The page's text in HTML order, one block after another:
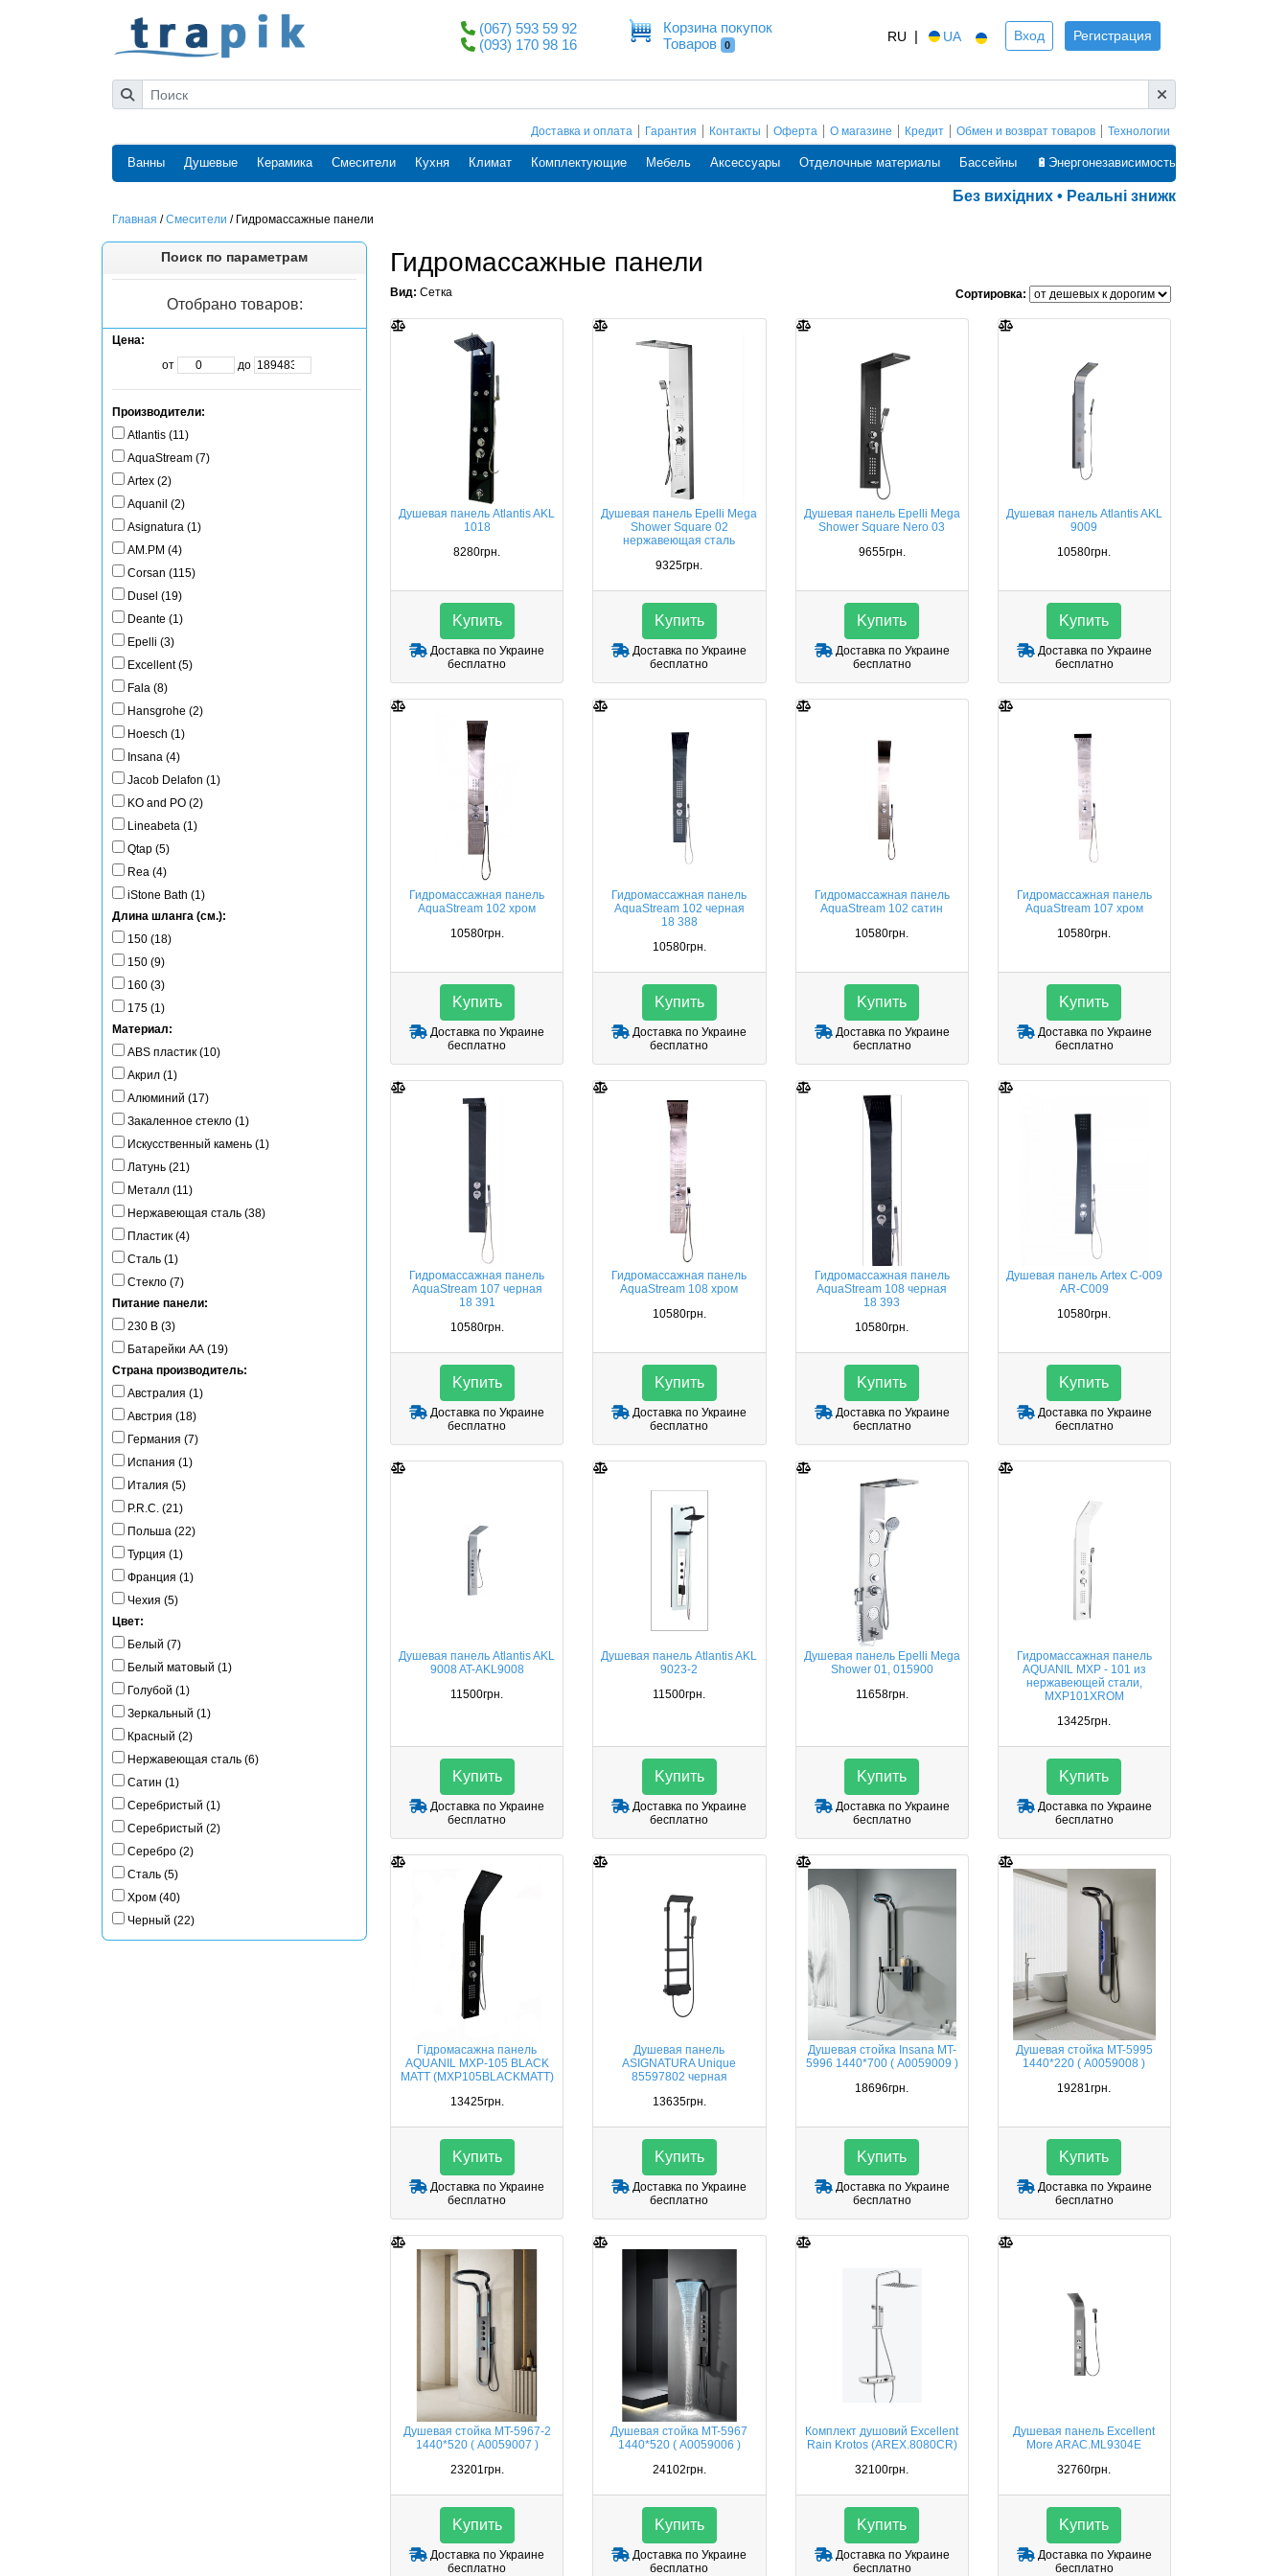
(067) 593 59 92
(093) 170 98 16
Корзина покупок
Товаров
0
RU | UA Вход Регистрация
Доставка и оплата Гарантия Контакты Оферта О магазине Кредит Обмен и возврат товаров Технологии
Ванны Душевые Керамика Смесители Кухня Климат Комплектующие Мебель Аксессуары Отделочные материалы Бассейны 🔋Энергонезависимость
Без вихідних • Реальні знижки • Оплата
Главная /Смесители / Гидромассажные панели
Поиск по параметрам
Отобрано товаров:
Цена:
от
до
Производители:
Atlantis (11)
AquaStream (7)
Artex (2)
Aquanil (2)
Asignatura (1)
AM.PM (4)
Corsan (115)
Dusel (19)
Deante (1)
Epelli (3)
Excellent (5)
Fala (8)
Hansgrohe (2)
Hoesch (1)
Insana (4)
Jacob Delafon (1)
KO and PO (2)
Lineabeta (1)
Qtap (5)
Rea (4)
iStone Bath (1)
Длина шланга (см.):
150 (18)
150 (9)
160 (3)
175 (1)
Материал:
ABS пластик (10)
Акрил (1)
Алюминий (17)
Закаленное стекло (1)
Искусственный камень (1)
Латунь (21)
Металл (11)
Нержавеющая сталь (38)
Пластик (4)
Сталь (1)
Стекло (7)
Питание панели:
230 В (3)
Батарейки АА (19)
Страна производитель:
Австралия (1)
Австрия (18)
Германия (7)
Испания (1)
Италия (5)
P.R.C. (21)
Польша (22)
Турция (1)
Франция (1)
Чехия (5)
Цвет:
Белый (7)
Белый матовый (1)
Голубой (1)
Зеркальный (1)
Красный (2)
Нержавеющая сталь (6)
Сатин (1)
Серебристый (1)
Серебристый (2)
Серебро (2)
Сталь (5)
Хром (40)
Черный (22)
Гидромассажные панели
Вид: Сетка Сортировка:
Душевая панель Atlantis AKL
1018
8280грн.
Kупить
Доставка по Украине
бесплатно
Душевая панель Epelli Mega
Shower Square 02
нержавеющая сталь
9325грн.
Kупить
Доставка по Украине
бесплатно
Душевая панель Epelli Mega
Shower Square Nero 03
9655грн.
Kупить
Доставка по Украине
бесплатно
Душевая панель Atlantis AKL
9009
10580грн.
Kупить
Доставка по Украине
бесплатно
Гидромассажная панель
AquaStream 102 хром
10580грн.
Kупить
Доставка по Украине
бесплатно
Гидромассажная панель
AquaStream 102 черная
18 388
10580грн.
Kупить
Доставка по Украине
бесплатно
Гидромассажная панель
AquaStream 102 сатин
10580грн.
Kупить
Доставка по Украине
бесплатно
Гидромассажная панель
AquaStream 107 хром
10580грн.
Kупить
Доставка по Украине
бесплатно
Гидромассажная панель
AquaStream 107 черная
18 391
10580грн.
Kупить
Доставка по Украине
бесплатно
Гидромассажная панель
AquaStream 108 хром
10580грн.
Kупить
Доставка по Украине
бесплатно
Гидромассажная панель
AquaStream 108 черная
18 393
10580грн.
Kупить
Доставка по Украине
бесплатно
Душевая панель Artex C-009
AR-C009
10580грн.
Kупить
Доставка по Украине
бесплатно
Душевая панель Atlantis AKL
9008 AT-AKL9008
11500грн.
Kупить
Доставка по Украине
бесплатно
Душевая панель Atlantis AKL
9023-2
11500грн.
Kупить
Доставка по Украине
бесплатно
Душевая панель Epelli Mega
Shower 01, 015900
11658грн.
Kупить
Доставка по Украине
бесплатно
Гидромассажная панель
AQUANIL MXP - 101 из
нержавеющей стали,
MXP101XROM
13425грн.
Kупить
Доставка по Украине
бесплатно
Гідромасажна панель
AQUANIL MXP-105 BLACK
MATT (MXP105BLACKMATT)
13425грн.
Kупить
Доставка по Украине
бесплатно
Душевая панель
ASIGNATURA Unique
85597802 черная
13635грн.
Kупить
Доставка по Украине
бесплатно
Душевая стойка Insana MT-
5996 1440*700 ( А0059009 )
18696грн.
Kупить
Доставка по Украине
бесплатно
Душевая стойка MT-5995
1440*220 ( А0059008 )
19281грн.
Kупить
Доставка по Украине
бесплатно
Душевая стойка MT-5967-2
1440*520 ( А0059007 )
23201грн.
Kупить
Доставка по Украине
бесплатно
Душевая стойка MT-5967
1440*520 ( А0059006 )
24102грн.
Kупить
Доставка по Украине
бесплатно
Комплект душовий Excellent
Rain Krotos (AREX.8080CR)
32100грн.
Kупить
Доставка по Украине
бесплатно
Душевая панель Excellent
More ARAC.ML9304E
32760грн.
Kупить
Доставка по Украине
бесплатно